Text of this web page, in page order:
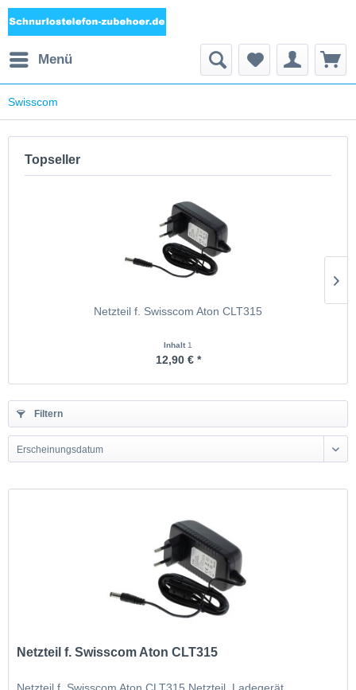
Menü
Swisscom
Topseller
Netzteil f. Swisscom Aton CLT315
Inhalt 1
12,90 € *
Filtern
Erscheinungsdatum
Netzteil f. Swisscom Aton CLT315